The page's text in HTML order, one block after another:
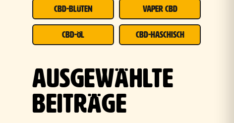
CBD-BLÜTEN VAPER CBD
CBD-ÖL CBD-HASCHISCH
AUSGEWÄHLTE
BEITRÄGE